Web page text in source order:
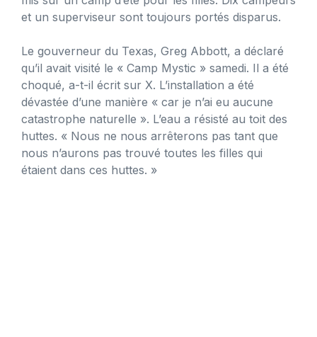
et un superviseur sont toujours portés disparus.
Le gouverneur du Texas, Greg Abbott, a déclaré
qu’il avait visité le « Camp Mystic » samedi. Il a été
choqué, a-t-il écrit sur X. L’installation a été
dévastée d’une manière « car je n’ai eu aucune
catastrophe naturelle ». L’eau a résisté au toit des
huttes. « Nous ne nous arrêterons pas tant que
nous n’aurons pas trouvé toutes les filles qui
étaient dans ces huttes. »